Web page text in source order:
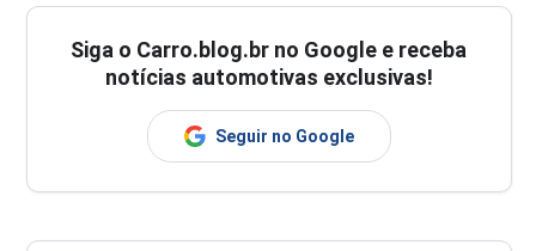
Siga o Carro.blog.br no Google e receba
notícias automotivas exclusivas!
Seguir no Google